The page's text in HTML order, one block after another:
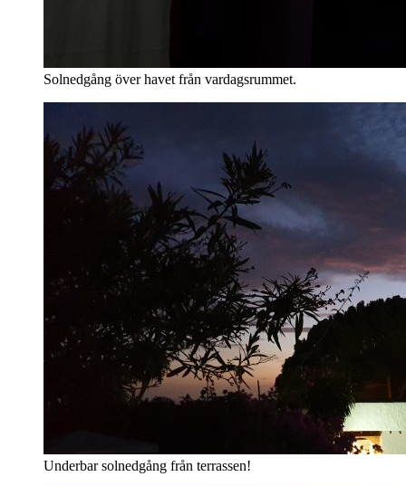
Solnedgång över havet från vardagsrummet.
Underbar solnedgång från terrassen!